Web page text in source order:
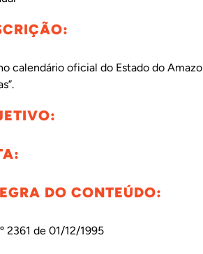
calendário oficial do Estado do
DO CONTEÚDO:
2361 de 01/12/1995